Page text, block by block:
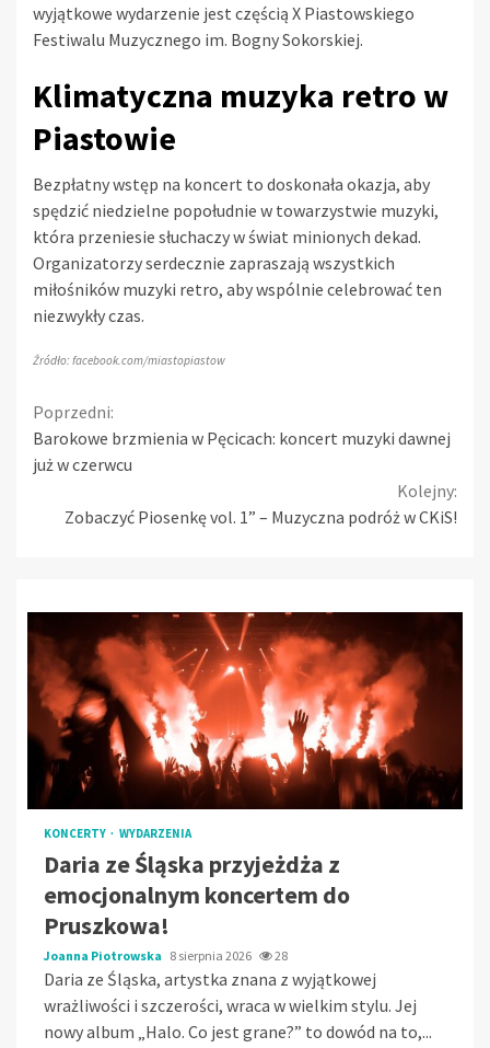
wyjątkowe wydarzenie jest częścią X Piastowskiego
Festiwalu Muzycznego im. Bogny Sokorskiej.
Klimatyczna muzyka retro w
Piastowie
Bezpłatny wstęp na koncert to doskonała okazja, aby
spędzić niedzielne popołudnie w towarzystwie muzyki,
która przeniesie słuchaczy w świat minionych dekad.
Organizatorzy serdecznie zapraszają wszystkich
miłośników muzyki retro, aby wspólnie celebrować ten
niezwykły czas.
Źródło: facebook.com/miastopiastow
Continue
Reading
Poprzedni:
Barokowe brzmienia w Pęcicach: koncert muzyki dawnej
już w czerwcu
Kolejny:
Zobaczyć Piosenkę vol. 1” – Muzyczna podróż w CKiS!
KONCERTY WYDARZENIA
Daria ze Śląska przyjeżdża z
emocjonalnym koncertem do
Pruszkowa!
Joanna Piotrowska 8 sierpnia 2026 28
Daria ze Śląska, artystka znana z wyjątkowej
wrażliwości i szczerości, wraca w wielkim stylu. Jej
nowy album „Halo. Co jest grane?” to dowód na to,...